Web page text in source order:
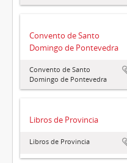
Convento de Santo
Domingo de Pontevedra
Convento de Santo
Domingo de Pontevedra
Libros de Provincia
Libros de Provincia